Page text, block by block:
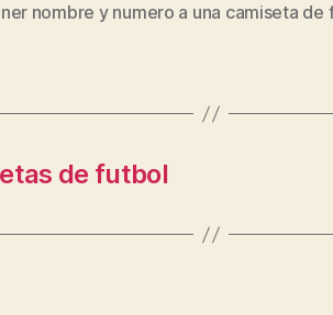
nombre y numero a una camiseta de
de futbol